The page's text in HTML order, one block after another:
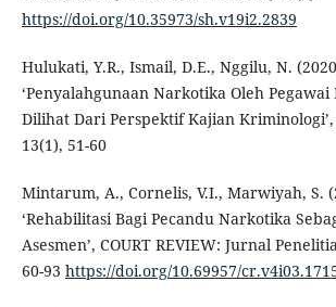
https://doi.org/10.35973/sh.v19i2.2839
Hulukati, Y.R., Ismail, D.E., Nggilu, N.
‘Penyalahgunaan Narkotika Oleh
Dilihat Dari Perspektif Kajian
13(1), 51-60
Mintarum, A., Cornelis, V.I., Marwiyah, S.
‘Rehabilitasi Bagi Pecandu Narkotika
Asesmen’, COURT REVIEW: Jurnal
60-93 https://doi.org/10.69957/